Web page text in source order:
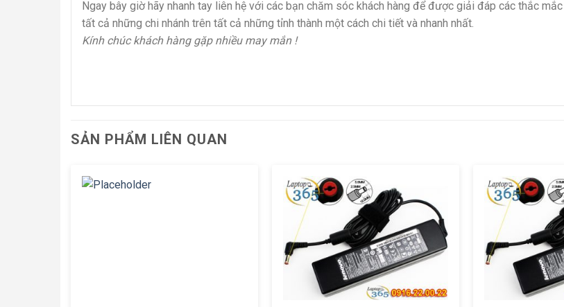
Ngay bây giờ hãy nhanh tay liên hệ với các bạn chăm sóc khách hàng để được giải đáp các thắc
tất cả những chi nhánh trên tất cả những tỉnh thành một cách chi tiết và nhanh nhất.
Kính chúc khách hàng gặp nhiều may mắn !
SẢN PHẨM LIÊN QUAN